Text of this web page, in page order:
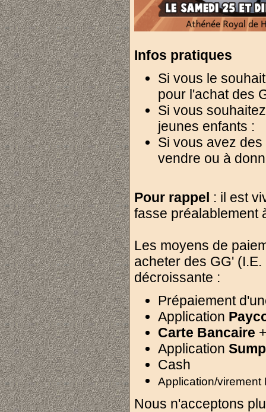
Infos pratiques
Si vous le
pour l'achat des
Si vous
jeunes enfants :
Si vous avez
vendre ou à
Pour rappel : il est
fasse préalablement
Les moyens de
acheter des GG'
décroissante :
Prépaiement
Application
Carte Bancaire
Application
Cash
Application/virement
Nous n'acceptons